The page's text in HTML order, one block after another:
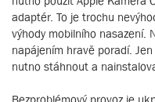
adaptér. To je trochu
výhody mobilního nasazení.
napájením hravě poradí.
nutno stáhnout a
Bezproblémový provoz je